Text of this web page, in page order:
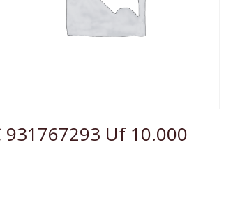
931767293 Uf 10.000